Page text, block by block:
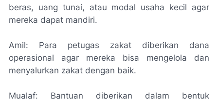
beras, uang tunai, atau modal usaha kecil agar
mereka dapat mandiri.
Amil: Para petugas zakat diberikan dana
operasional agar mereka bisa mengelola dan
menyalurkan zakat dengan baik.
Mualaf: Bantuan diberikan dalam bentuk